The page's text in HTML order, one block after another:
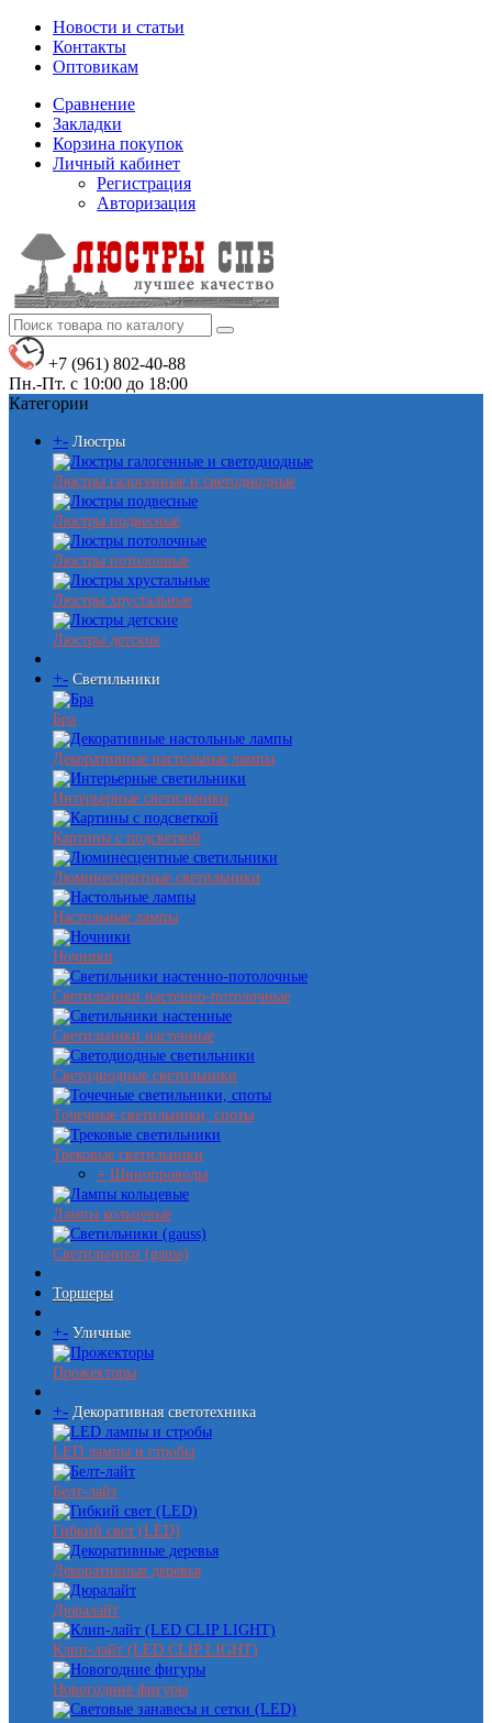
Новости и статьи
Контакты
Оптовикам
Сравнение
Закладки
Корзина покупок
Личный кабинет
Регистрация
Авторизация
+7 (961) 802-40-88
Пн.-Пт. с 10:00 до 18:00
Категории
+- Люстры
Люстры галогенные и светодиодные
Люстры подвесные
Люстры потолочные
Люстры хрустальные
Люстры детские
+- Светильники
Бра
Декоративные настольные лампы
Интерьерные светильники
Картины с подсветкой
Люминесцентные светильники
Настольные лампы
Ночники
Светильники настенно-потолочные
Светильники настенные
Светодиодные светильники
Точечные светильники, споты
Трековые светильники
+ Шинопроводы
Лампы кольцевые
Светильники (gauss)
Торшеры
+- Уличные
Прожекторы
+- Декоративная светотехника
LED лампы и стробы
Белт-лайт
Гибкий свет (LED)
Декоративные деревья
Дюралайт
Клип-лайт (LED CLIP LIGHT)
Новогодние фигуры